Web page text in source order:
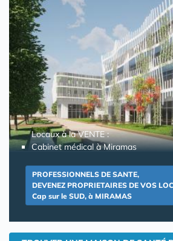
Locaux à la VENTE :
Cabinet médical à Miramas
PROFESSIONNELS DE SANTE,
DEVENEZ PROPRIETAIRES DE VOS
Cap sur le SUD, à MIRAMAS